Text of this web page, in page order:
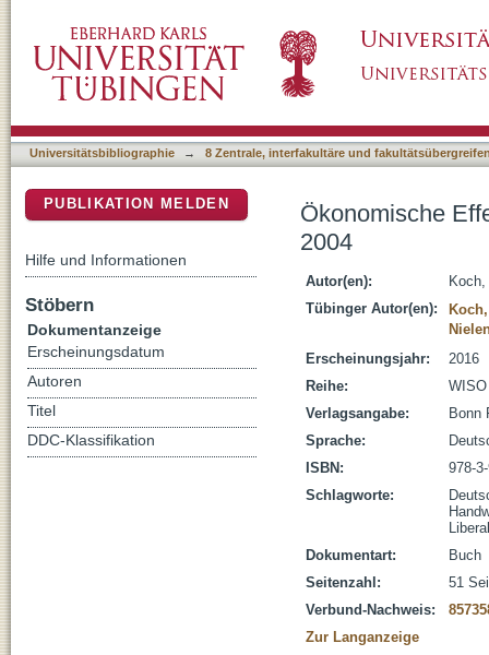
Universitätsbibliographie → 8 Zentrale, interfakultäre und
Ökonomische
2004
Autor(en):
Tübinger Autor(en):
Erscheinungsjahr:
2016
Reihe:
Verlagsangabe:
Bonn
Sprache:
ISBN:
978-
Schlagworte:
Dokumentart:
Buch
Seitenzahl:
51
Verbund-Nachweis:
Zur Langanzeige
PUBLIKATION MELDEN
Hilfe und Informationen
Stöbern
Dokumentanzeige
Erscheinungsdatum
Autoren
Titel
DDC-Klassifikation